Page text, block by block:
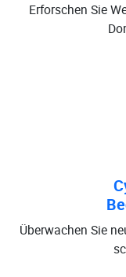
Erforschen Sie
Überwachen Sie